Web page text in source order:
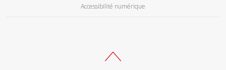
Accessibilité numérique